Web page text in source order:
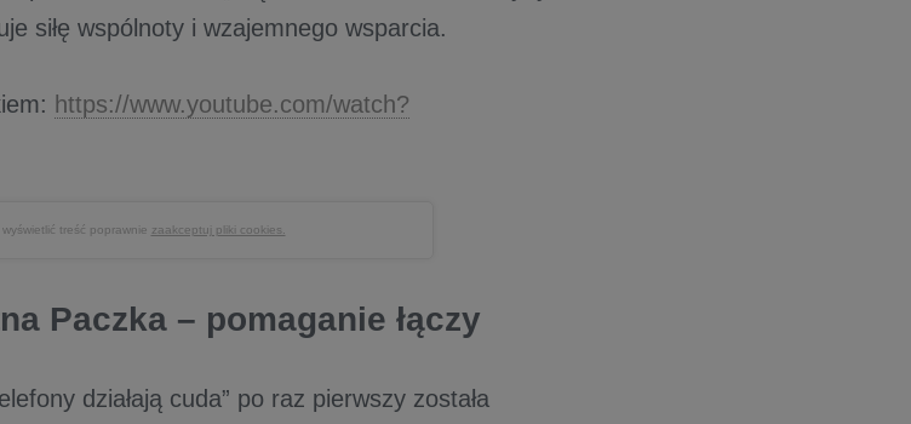
siłę wspólnoty i wzajemnego wsparcia.
https://www.youtube.com/watch?
treść poprawnie zaakceptuj pliki cookies.
Paczka – pomaganie łączy
działają cuda” po raz pierwszy została